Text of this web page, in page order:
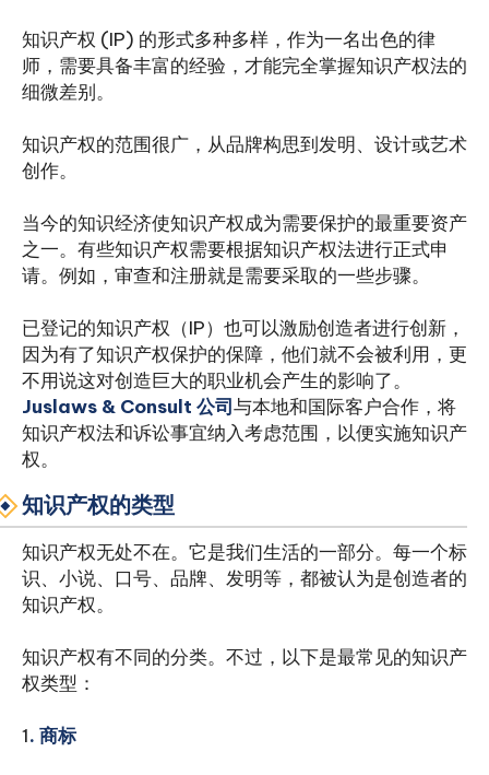
知识产权 (IP) 的形式多种多样，作为一名出色的律
师，需要具备丰富的经验，才能完全掌握知识产权法的
细微差别。
知识产权的范围很广，从品牌构思到发明、设计或艺术
创作。
当今的知识经济使知识产权成为需要保护的最重要资产
之一。有些知识产权需要根据知识产权法进行正式申
请。例如，审查和注册就是需要采取的一些步骤。
已登记的知识产权（IP）也可以激励创造者进行创新，
因为有了知识产权保护的保障，他们就不会被利用，更
不用说这对创造巨大的职业机会产生的影响了。
Juslaws & Consult 公司与本地和国际客户合作，将
知识产权法和诉讼事宜纳入考虑范围，以便实施知识产
权。
知识产权的类型
知识产权无处不在。它是我们生活的一部分。每一个标
识、小说、口号、品牌、发明等，都被认为是创造者的
知识产权。
知识产权有不同的分类。不过，以下是最常见的知识产
权类型：
1. 商标